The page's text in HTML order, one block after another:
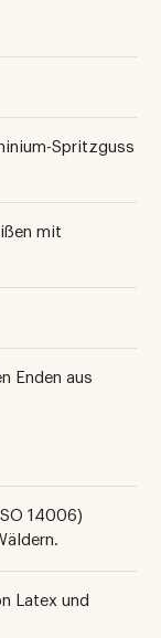
Spritzguss
mit
Enden aus
14006)
Latex und